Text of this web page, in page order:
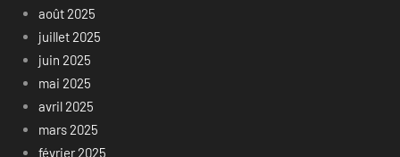
août 2025
juillet 2025
juin 2025
mai 2025
avril 2025
mars 2025
février 2025